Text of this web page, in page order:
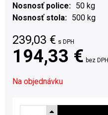
Nosnosť police
50 kg
Nosnosť stola
500 kg
239,03 € s DPH
194,33 € bez DPH
Na objednávku